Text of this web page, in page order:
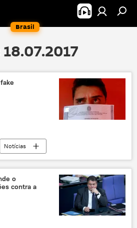
Brasil
Notícias
o
contra a